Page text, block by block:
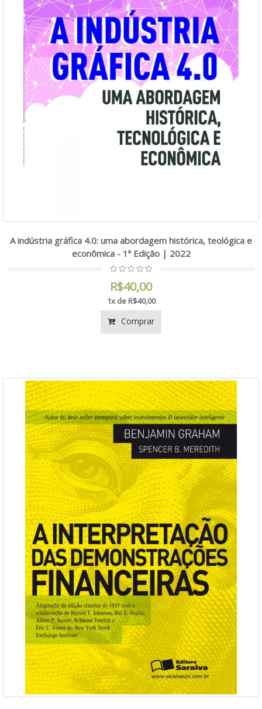
A indústria gráfica 4.0: uma abordagem histórica, teológica e
econômica - 1ª Edição | 2022
R$40,00
1x de R$40,00
Comprar